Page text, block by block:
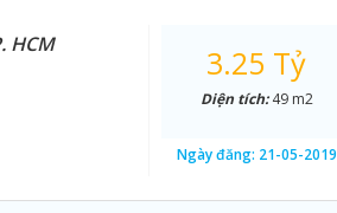
HCM
3.25 Tỷ
Diện tích:49 m2
Ngày đăng: 21-05-2019